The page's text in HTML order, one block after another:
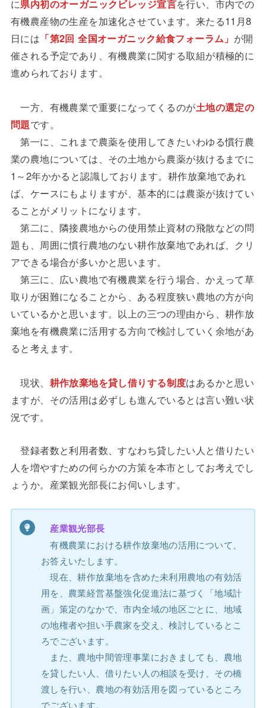
に県内初のオーガニックビレッジ宣言を行い、市内での
有機農産物の生産を加速化させています。来たる11月8
日には 「第2回 全国オーガニック給食フォーラム」 が開
催される予定であり、有機農業に関する取組が積極的に
進められております。
一方、有機農業で重要になってくるのが土地の選定の
問題です。
第一に、これまで農薬を使用してきたいわゆる慣行農
業の農地については、その土地から農薬が抜けるまでに
1～2年かかると認識しております。耕作放棄地であれ
ば、ケースにもよりますが、基本的には農薬が抜けてい
ることがメリットになります。
第二に、隣接農地からの使用禁止資材の飛散などの問
題も、周囲に慣行農地のない耕作放棄地であれば、クリ
アできる場合が多いかと思います。
第三に、広い農地で有機農業を行う場合、かえって草
取りが困難になることから、ある程度狭い農地の方が向
いているかと思います。以上の三つの理由から、耕作放
棄地を有機農業に活用する方向で検討していく余地があ
ると考えます。
現状、 耕作放棄地を貸し借りする制度はあるかと思い
ますが、その活用は必ずしも進んでいるとは言い難い状
況です。
登録者数と利用者数、すなわち貸したい人と借りたい
人を増やすための何らかの方策を本市としてお考えでし
ょうか。産業観光部長にお伺いします。
産業観光部長
有機農業における耕作放棄地の活用について、
お答えいたします。
現在、耕作放棄地を含めた未利用農地の有効活
用を、農業経営基盤強化促進法に基づく「地域計
画」策定のなかで、市内全域の地区ごとに、地域
の地権者や担い手農家を交え、検討しているとこ
ろでございます。
また、農地中間管理事業におきましても、農地
を貸したい人、借りたい人の相談を受け、その橋
渡しを行い、農地の有効活用を図っているところ
でございます。